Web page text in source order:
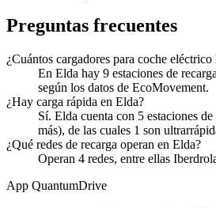
Preguntas frecuentes
¿Cuántos cargadores para coche
En Elda hay 9 estaciones de
según los datos de EcoMovement.
¿Hay carga rápida en Elda?
Sí. Elda cuenta con 5 estaciones
más), de las cuales 1 son
¿Qué redes de recarga operan en Elda?
Operan 4 redes, entre ellas
App QuantumDrive